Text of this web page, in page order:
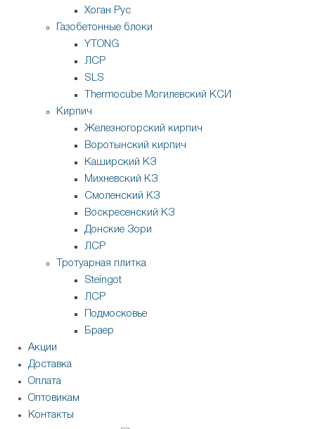
Хоган Рус
Газобетонные блоки
YTONG
ЛСР
SLS
Thermocube Могилевский КСИ
Кирпич
Железногорский кирпич
Воротынский кирпич
Каширский КЗ
Михневский КЗ
Смоленский КЗ
Воскресенский КЗ
Донские Зори
ЛСР
Тротуарная плитка
Steingot
ЛСР
Подмосковье
Браер
Акции
Доставка
Оплата
Оптовикам
Контакты